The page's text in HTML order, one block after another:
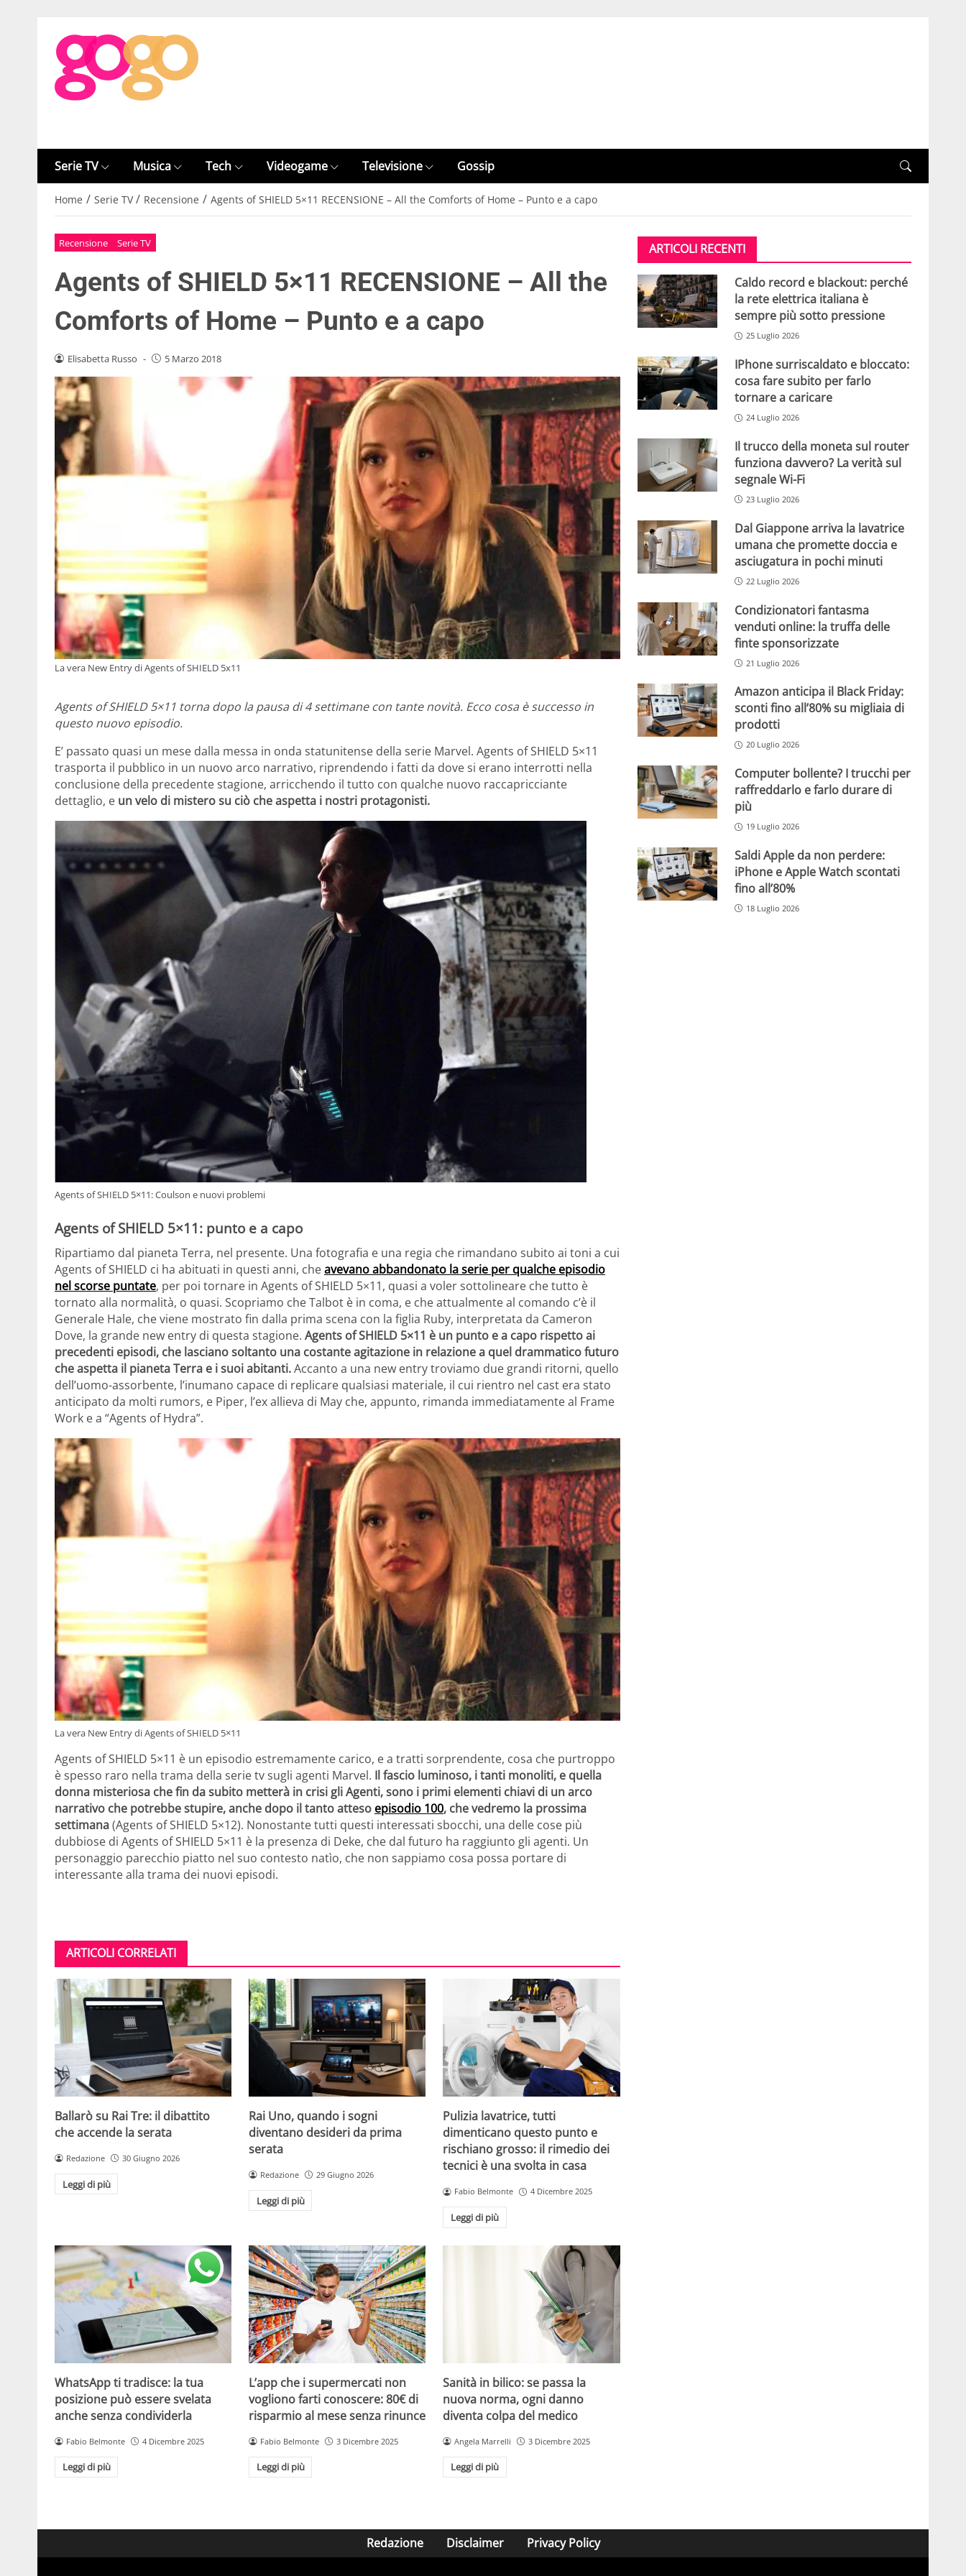
Serie TV Musica Tech Videogame Televisione Gossip
Home / Serie TV / Recensione / Agents of SHIELD 5×11 RECENSIONE – All the Comforts of Home – Punto e a capo
Recensione Serie TV
Agents of SHIELD 5×11 RECENSIONE – All the
Comforts of Home – Punto e a capo
Elisabetta Russo - 5 Marzo 2018
La vera New Entry di Agents of SHIELD 5x11
Agents of SHIELD 5×11 torna dopo la pausa di 4 settimane con tante novità. Ecco cosa è successo in
questo nuovo episodio.
E’ passato quasi un mese dalla messa in onda statunitense della serie Marvel. Agents of SHIELD 5×11
trasporta il pubblico in un nuovo arco narrativo, riprendendo i fatti da dove si erano interrotti nella
conclusione della precedente stagione, arricchendo il tutto con qualche nuovo raccapricciante
dettaglio, e un velo di mistero su ciò che aspetta i nostri protagonisti.
Agents of SHIELD 5×11: Coulson e nuovi problemi
Agents of SHIELD 5×11: punto e a capo
Ripartiamo dal pianeta Terra, nel presente. Una fotografia e una regia che rimandano subito ai toni a cui
Agents of SHIELD ci ha abituati in questi anni, cheavevano abbandonato la serie per qualche episodio
nel scorse puntate, per poi tornare in Agents of SHIELD 5×11, quasi a voler sottolineare che tutto è
tornato alla normalità, o quasi. Scopriamo che Talbot è in coma, e che attualmente al comando c’è il
Generale Hale, che viene mostrato fin dalla prima scena con la figlia Ruby, interpretata da Cameron
Dove, la grande new entry di questa stagione. Agents of SHIELD 5×11 è un punto e a capo rispetto ai
precedenti episodi, che lasciano soltanto una costante agitazione in relazione a quel drammatico futuro
che aspetta il pianeta Terra e i suoi abitanti.Accanto a una new entry troviamo due grandi ritorni, quello
dell’uomo-assorbente, l’inumano capace di replicare qualsiasi materiale, il cui rientro nel cast era stato
anticipato da molti rumors, e Piper, l’ex allieva di May che, appunto, rimanda immediatamente al Frame
Work e a “Agents of Hydra”.
La vera New Entry di Agents of SHIELD 5×11
Agents of SHIELD 5×11 è un episodio estremamente carico, e a tratti sorprendente, cosa che purtroppo
è spesso raro nella trama della serie tv sugli agenti Marvel. Il fascio luminoso, i tanti monoliti, e quella
donna misteriosa che fin da subito metterà in crisi gli Agenti, sono i primi elementi chiavi di un arco
narrativo che potrebbe stupire, anche dopo il tanto atteso episodio 100, che vedremo la prossima
settimana(Agents of SHIELD 5×12). Nonostante tutti questi interessati sbocchi, una delle cose più
dubbiose di Agents of SHIELD 5×11 è la presenza di Deke, che dal futuro ha raggiunto gli agenti. Un
personaggio parecchio piatto nel suo contesto natìo, che non sappiamo cosa possa portare di
interessante alla trama dei nuovi episodi.
ARTICOLI CORRELATI
Ballarò su Rai Tre: il dibattito
che accende la serata
Redazione 30 Giugno 2026
Leggi di più
Rai Uno, quando i sogni
diventano desideri da prima
serata
Redazione 29 Giugno 2026
Leggi di più
Pulizia lavatrice, tutti
dimenticano questo punto e
rischiano grosso: il rimedio dei
tecnici è una svolta in casa
Fabio Belmonte 4 Dicembre 2025
Leggi di più
WhatsApp ti tradisce: la tua
posizione può essere svelata
anche senza condividerla
Fabio Belmonte 4 Dicembre 2025
Leggi di più
L’app che i supermercati non
vogliono farti conoscere: 80€ di
risparmio al mese senza rinunce
Fabio Belmonte 3 Dicembre 2025
Leggi di più
Sanità in bilico: se passa la
nuova norma, ogni danno
diventa colpa del medico
Angela Marrelli 3 Dicembre 2025
Leggi di più
ARTICOLI RECENTI
Caldo record e blackout: perché
la rete elettrica italiana è
sempre più sotto pressione
25 Luglio 2026
IPhone surriscaldato e bloccato:
cosa fare subito per farlo
tornare a caricare
24 Luglio 2026
Il trucco della moneta sul router
funziona davvero? La verità sul
segnale Wi-Fi
23 Luglio 2026
Dal Giappone arriva la lavatrice
umana che promette doccia e
asciugatura in pochi minuti
22 Luglio 2026
Condizionatori fantasma
venduti online: la truffa delle
finte sponsorizzate
21 Luglio 2026
Amazon anticipa il Black Friday:
sconti fino all’80% su migliaia di
prodotti
20 Luglio 2026
Computer bollente? I trucchi per
raffreddarlo e farlo durare di
più
19 Luglio 2026
Saldi Apple da non perdere:
iPhone e Apple Watch scontati
fino all’80%
18 Luglio 2026
Redazione Disclaimer Privacy Policy